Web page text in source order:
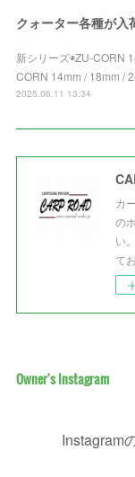
クォーター各種が入
新シリーズ◉ZU-CORN
CORN 14mm / 18mm /
2025.06.11 13:34
カ
の
い
て
Owner's Instagram
Instagram